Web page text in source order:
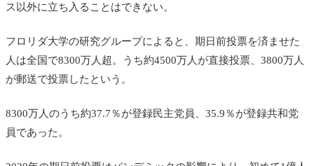
ス以外に立ち入ることはできない。
フロリダ大学の研究グループによると、期日前投票を済ませた
人は全国で8300万人超。うち約4500万人が直接投票、3800万人
が郵送で投票したという。
8300万人のうち約37.7％が登録民主党員、35.9％が登録共和党
員であった。